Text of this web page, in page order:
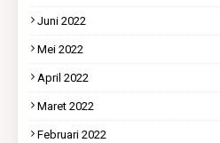
Juni 2022
Mei 2022
April 2022
Maret 2022
Februari 2022